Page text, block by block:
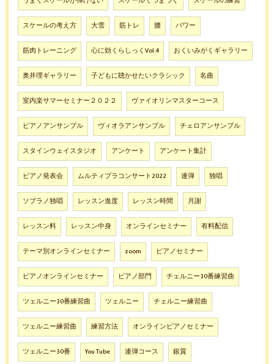
スケールの考え方 大雪 筋トレ 腰 パワー
筋肉トレーニング 心に効くらしっくVol.4 おくいみがくギャラリー
奥井理ギャラリー 子どもに聴かせたいクラシック 名曲
室内楽サマーセミナー２０２２ ヴァイオリンマスターコース
ピアノアンサンブル ヴィオラアンサンブル チェロアンサンブル
スタインウェイスタジオ アンケート アンケート集計
ピアノ発表会 ムルティプラコンサート2022 連弾 独唱
ソプラノ独唱 レッスン進度 レッスン時間 月謝
レッスン料 レッスン中身 オンラインセミナー 有料配信
テーマ別オンラインセミナー zoom ピアノセミナー
ピアノオンラインセミナー ピアノ部門 チェルニー30番練習曲
ツェルニー30番練習曲 ツェルニー チェルニー練習曲
ツェルニー練習曲 練習方法 オンラインピアノセミナー
ツェルニー30番 You Tube 連弾コース 銀賞